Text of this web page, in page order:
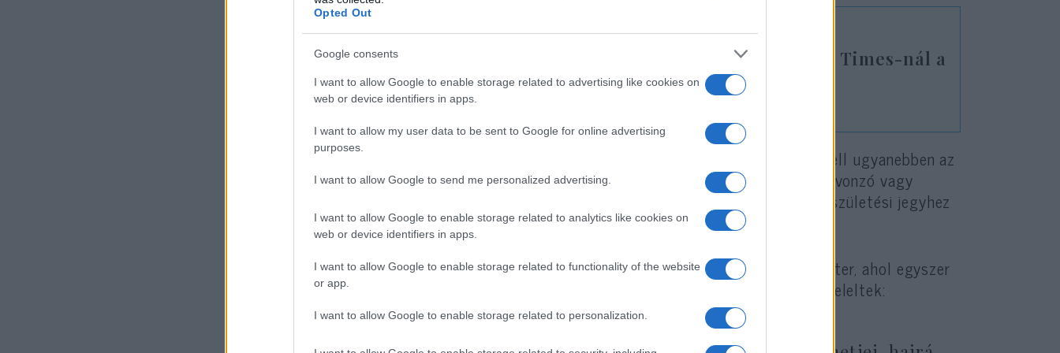
Opted Out
Google consents
I want to allow Google to enable storage related to advertising like cookies on
web or device identifiers in apps.
I want to allow my user data to be sent to Google for online advertising
purposes.
I want to allow Google to send me personalized advertising.
I want to allow Google to enable storage related to analytics like cookies on
web or device identifiers in apps.
I want to allow Google to enable storage related to functionality of the website
or app.
I want to allow Google to enable storage related to personalization.
„Polgárháború” tört ki a The New York Times-nál a
botrányos véleménycikk nyomán
„Egy zsidó fiú egy magániskolában szinte mindig rosszul járt” – írja Orwell ugyanebben az
esszében. „Természetesen le tudta küzdeni a zsidóságát, ha kivételesen vonzó vagy
sportos volt, de ez egy kezdeti hátrány volt, ami egy dadogáshoz vagy születési jegyhez
volt hasonlítható.”
Lezard leírja, hogy ezt olvasva eszébe jutott a saját iskolája, a Westminster, ahol egyszer
megkérdezték tőle, hogy zsidó-e, és amikor azt mondta, hogy nem, így feleltek: